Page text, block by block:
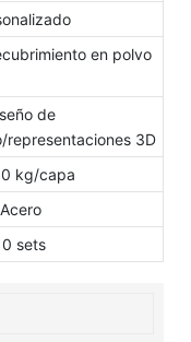
en polvo
de
representaciones 3D
kg/capa
Acero
sets